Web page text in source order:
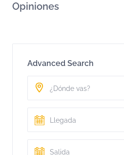
Opiniones
Advanced Search